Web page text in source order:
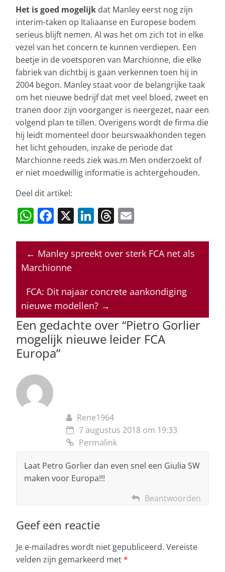
Het is goed mogelijk dat Manley eerst nog zijn
interim-taken op Italiaanse en Europese bodem
serieus blijft nemen. Al was het om zich tot in elke
vezel van het concern te kunnen verdiepen. Een
beetje in de voetsporen van Marchionne, die elke
fabriek van dichtbij is gaan verkennen toen hij in
2004 begon. Manley staat voor de belangrijke taak
om het nieuwe bedrijf dat met veel bloed, zweet en
tranen door zijn voorganger is neergezet, naar een
volgend plan te tillen. Overigens wordt de firma die
hij leidt momenteel door beurswaakhonden tegen
het licht gehouden, inzake de periode dat
Marchionne reeds ziek was.m Men onderzoekt of
er niet moedwillig informatie is achtergehouden.
Deel dit artikel:
W
at
s
p
p
F
c
e
o
o
k
X Li
k
e
n
T
re
a
s
ai
l
← Manley spreekt over sterk FCA net als
Marchionne
FCA: Dit najaar concrete aankondiging
nieuwe modellen? →
Een gedachte over “Pietro Gorlier
mogelijk nieuwe leider FCA
Europa”
Rene1964
7 augustus 2018 om 19:33
Permalink
Laat Petro Gorlier dan even snel een Giulia SW
maken voor Europa!!!
Beantwoorden
Geef een reactie
Je e-mailadres wordt niet gepubliceerd. Vereiste
velden zijn gemarkeerd met*